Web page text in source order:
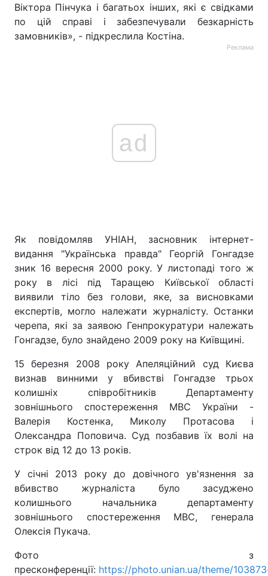
Віктора Пінчука і багатьох інших, які є свідками
по цій справі і забезпечували безкарність
замовників», - підкреслила Костіна.
Реклама
ad
Як повідомляв УНІАН, засновник інтернет-
видання "Українська правда" Георгій Гонгадзе
зник 16 вересня 2000 року. У листопаді того ж
року в лісі під Таращею Київської області
виявили тіло без голови, яке, за висновками
експертів, могло належати журналісту. Останки
черепа, які за заявою Генпрокуратури належать
Гонгадзе, було знайдено 2009 року на Київщині.
15 березня 2008 року Апеляційний суд Києва
визнав винними у вбивстві Гонгадзе трьох
колишніх співробітників Департаменту
зовнішнього спостереження МВС України -
Валерія Костенка, Миколу Протасова і
Олександра Поповича. Суд позбавив їх волі на
строк від 12 до 13 років.
У січні 2013 року до довічного ув'язнення за
вбивство журналіста було засуджено
колишнього начальника департаменту
зовнішнього спостереження МВС, генерала
Олексія Пукача.
Фото з
пресконференції: https://photo.unian.ua/theme/